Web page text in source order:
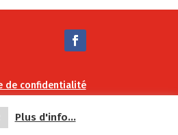
de confidentialité
Plus d'info...